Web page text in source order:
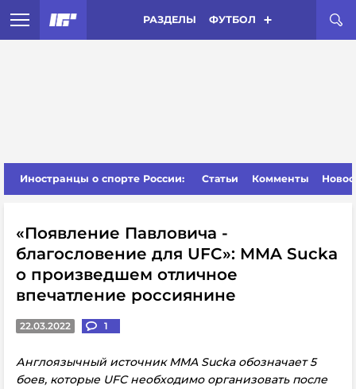
РАЗДЕЛЫ ФУТБОЛ
Иностранцы о спорте России: Статьи Комменты
«Появление Павловича -
благословение для UFC»: MMA Sucka
о произведшем отличное
впечатление россиянине
22.03.2022 1
Англоязычный источник MMA Sucka обозначает 5
боев, которые UFC необходимо организовать после